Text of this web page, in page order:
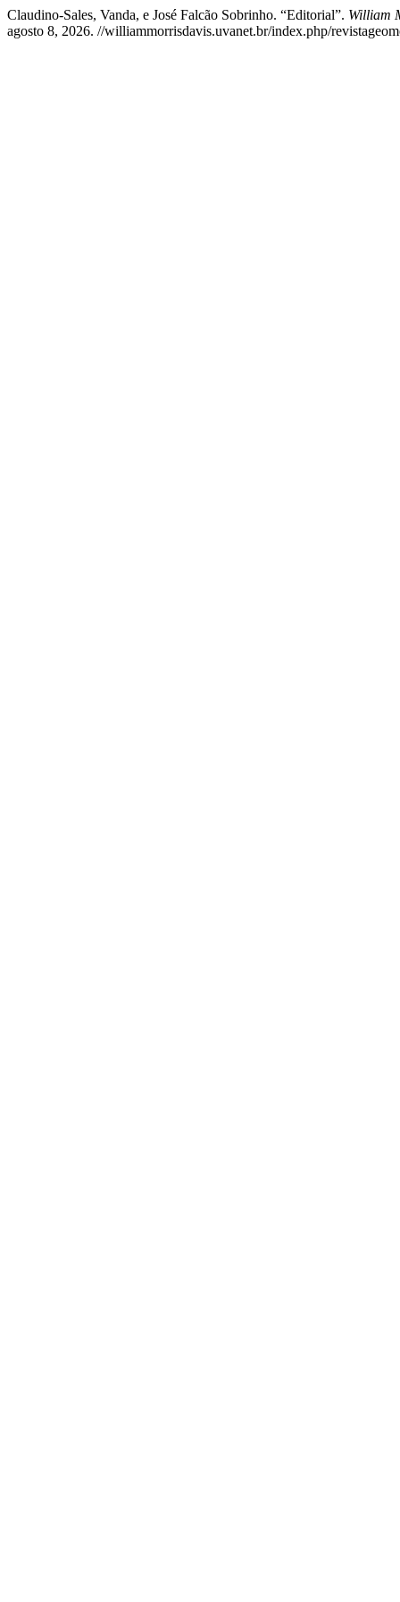
Claudino-Sales, Vanda, e José Falcão Sobrinho. “Editorial”. William
agosto 8, 2026. //williammorrisdavis.uvanet.br/index.php/